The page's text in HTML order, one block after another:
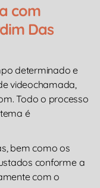
com
Das
determinado e
videochamada,
Todo o processo
é
bem como os
conforme a
com o